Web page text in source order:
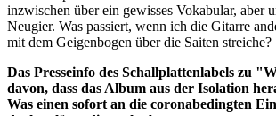
inzwischen über ein gewisses Vokabular, aber
Neugier. Was passiert, wenn ich die Gitarre
mit dem Geigenbogen über die Saiten streiche?
Das Presseinfo des Schallplattenlabels zu
davon, dass das Album aus der Isolation
Was einen sofort an die coronabedingten